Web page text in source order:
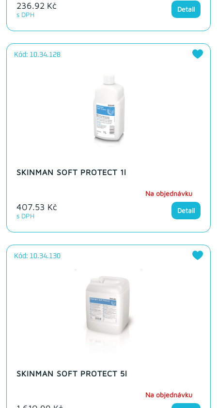
236.92 Kč
s DPH
Detail
Kód: 10.34.128
SKINMAN SOFT PROTECT 1l
407.53 Kč
s DPH
Na objednávku
Detail
Kód: 10.34.130
SKINMAN SOFT PROTECT 5l
Na objednávku